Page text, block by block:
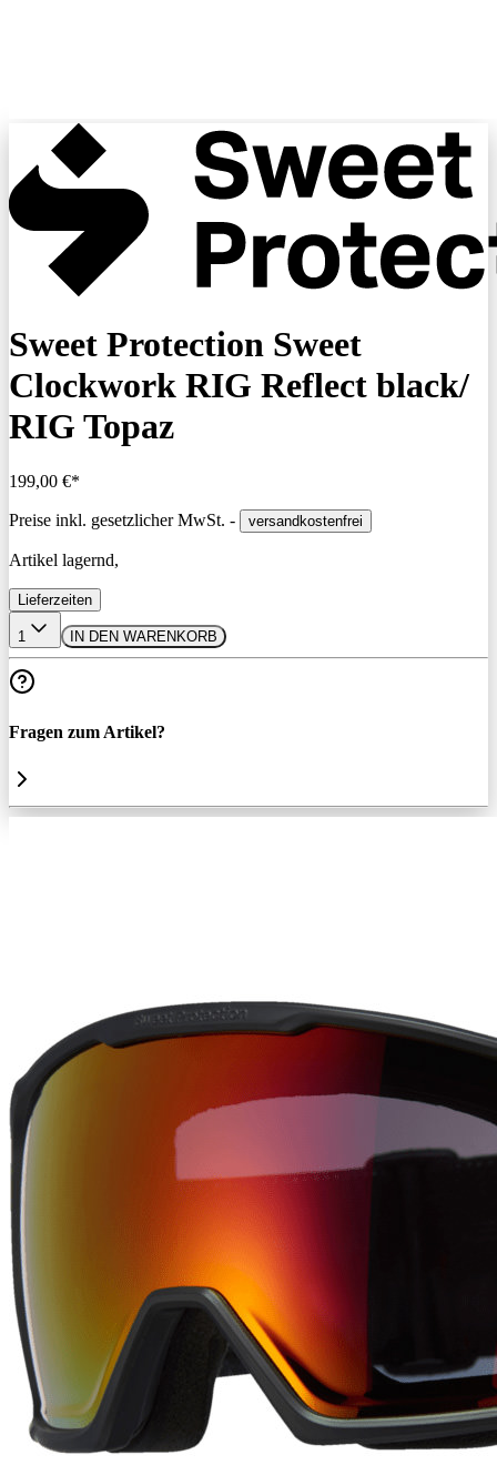
Sweet Protection Sweet
Clockwork RIG Reflect black/
RIG Topaz
199,00 €*
Preise inkl. gesetzlicher MwSt. - versandkostenfrei
Artikel lagernd,
Lieferzeiten
1 IN DEN WARENKORB
Fragen zum Artikel?